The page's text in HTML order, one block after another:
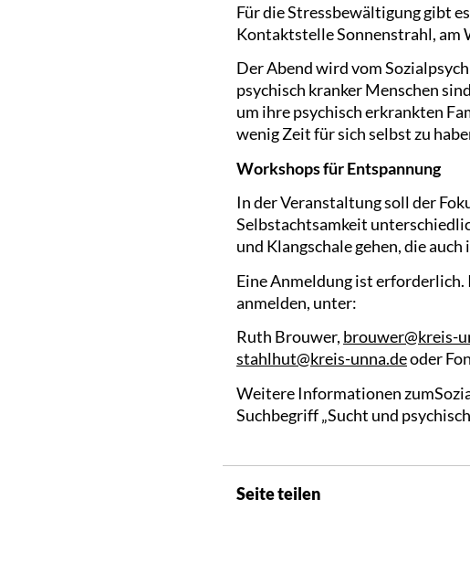
Für die Stressbewältigung gibt
Kontaktstelle Sonnenstrahl, am
Der Abend wird vom
psychisch kranker Menschen
um ihre psychisch erkrankten
wenig Zeit für sich selbst zu
Workshops für Entspannung
In der Veranstaltung soll der
Selbstachtsamkeit
und Klangschale gehen, die
Eine Anmeldung ist
anmelden, unter:
Ruth Brouwer, brouwer@kreis-
stahlhut@kreis-unna.deoder
Weitere Informationen
Suchbegriff „Sucht und
Seite teilen